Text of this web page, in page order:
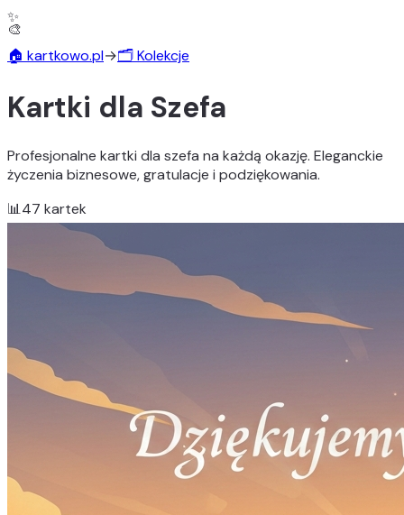
✨
🏠 kartkowo.pl→🗂️ Kolekcje
Kartki dla Szefa
Profesjonalne kartki dla szefa na każdą okazję. Eleganckie
życzenia biznesowe, gratulacje i podziękowania.
📊47 kartek